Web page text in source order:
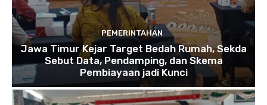
PEMERINTAHAN
Jawa Timur Kejar Target Bedah Rumah, Sekda
Sebut Data, Pendamping, dan Skema
Pembiayaan jadi Kunci